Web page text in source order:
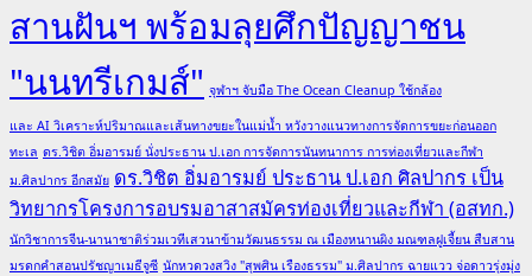
สานฝันฯ พร้อมลุยศึกปัญญาชน
"นนทรีเกมส์" จุฬาฯ จับมือ The Ocean Cleanup ใช้กล้อง
และ AI วิเคราะห์ปริมาณและเส้นทางขยะในแม่น้ำ หวังวางแนวทางการจัดการขยะก่อนออก
ทะเล ดร.วิชิต อิ่มอารมย์ นั่งประธาน ป.เอก การจัดการนันทนาการ การท่องเที่ยวและกีฬา
ม.ศิลปากร อีกสมัย ดร.วิชิต อิ่มอารมย์ ประธาน ป.เอก ศิลปากร เป็น
วิทยากรโครงการอบรมอาสาสมัครท่องเที่ยวและกีฬา (อสทก.)
นักวิชาการจีน-นานาชาติร่วมเวทีเสวนาข้ามวัฒนธรรม ณ เมืองหนานผิง มณฑลฝูเจี้ยน สืบสาน
มรดกคำสอนปรัชญาเมธีจูซี นักหวดวงสวิง "สุพศิน เรืองธรรม" ม.ศิลปากร ฉายแวว จ่อดาวรุ่งมุ่ง